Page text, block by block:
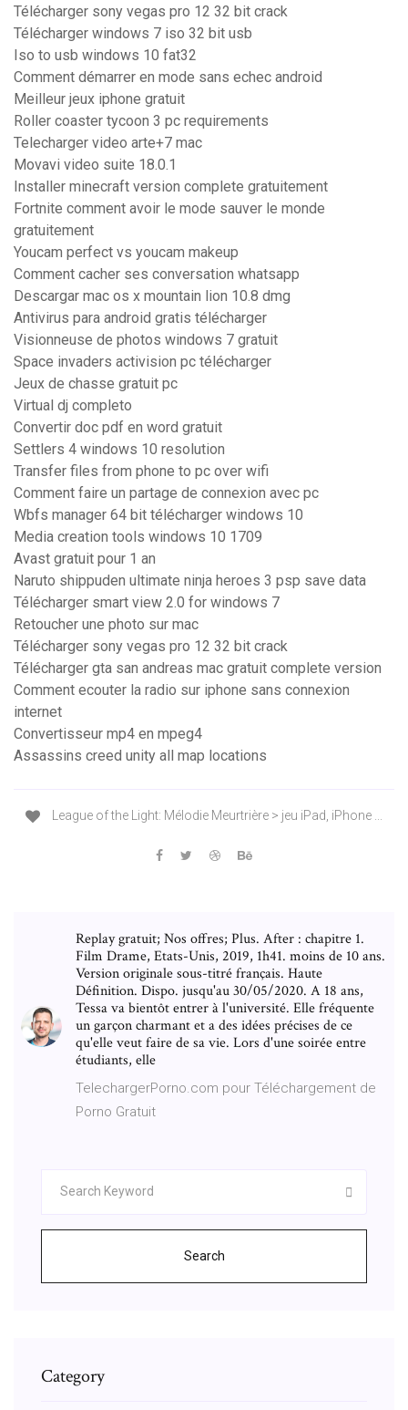
Télécharger sony vegas pro 12 32 bit crack
Télécharger windows 7 iso 32 bit usb
Iso to usb windows 10 fat32
Comment démarrer en mode sans echec android
Meilleur jeux iphone gratuit
Roller coaster tycoon 3 pc requirements
Telecharger video arte+7 mac
Movavi video suite 18.0.1
Installer minecraft version complete gratuitement
Fortnite comment avoir le mode sauver le monde
gratuitement
Youcam perfect vs youcam makeup
Comment cacher ses conversation whatsapp
Descargar mac os x mountain lion 10.8 dmg
Antivirus para android gratis télécharger
Visionneuse de photos windows 7 gratuit
Space invaders activision pc télécharger
Jeux de chasse gratuit pc
Virtual dj completo
Convertir doc pdf en word gratuit
Settlers 4 windows 10 resolution
Transfer files from phone to pc over wifi
Comment faire un partage de connexion avec pc
Wbfs manager 64 bit télécharger windows 10
Media creation tools windows 10 1709
Avast gratuit pour 1 an
Naruto shippuden ultimate ninja heroes 3 psp save data
Télécharger smart view 2.0 for windows 7
Retoucher une photo sur mac
Télécharger sony vegas pro 12 32 bit crack
Télécharger gta san andreas mac gratuit complete version
Comment ecouter la radio sur iphone sans connexion
internet
Convertisseur mp4 en mpeg4
Assassins creed unity all map locations
League of the Light: Mélodie Meurtrière > jeu iPad, iPhone ...
Replay gratuit; Nos offres; Plus. After : chapitre 1.
Film Drame, Etats-Unis, 2019, 1h41. moins de 10 ans.
Version originale sous-titré français. Haute
Définition. Dispo. jusqu'au 30/05/2020. A 18 ans,
Tessa va bientôt entrer à l'université. Elle fréquente
un garçon charmant et a des idées précises de ce
qu'elle veut faire de sa vie. Lors d'une soirée entre
étudiants, elle
TelechargerPorno.com pour Téléchargement de
Porno Gratuit
Search
Category